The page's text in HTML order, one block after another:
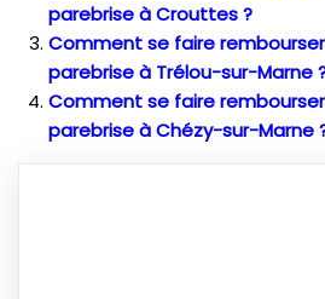
parebrise à Crouttes ?
Comment se faire
parebrise à Trélou-sur-Marne
Comment se faire
parebrise à Chézy-sur-Marne